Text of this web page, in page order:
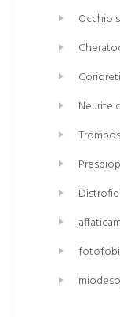
Occhio
Neurite